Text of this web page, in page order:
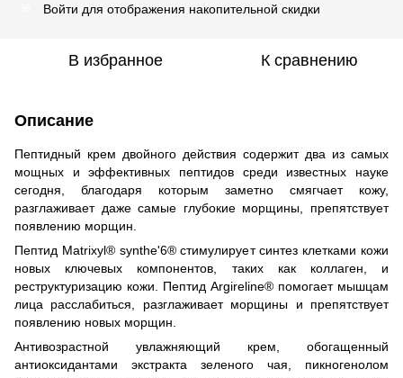
Войти для отображения накопительной скидки
В избранное К сравнению
Описание
Пептидный крем двойного действия содержит два из самых
мощных и эффективных пептидов среди известных науке
сегодня, благодаря которым заметно смягчает кожу,
разглаживает даже самые глубокие морщины, препятствует
появлению морщин.
Пептид Matrixyl® synthe'6® стимулирует синтез клетками кожи
новых ключевых компонентов, таких как коллаген, и
реструктуризацию кожи. Пептид Argireline® помогает мышцам
лица расслабиться, разглаживает морщины и препятствует
появлению новых морщин.
Антивозрастной увлажняющий крем, обогащенный
антиоксидантами экстракта зеленого чая, пикногенолом